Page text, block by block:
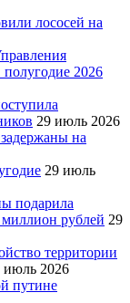
лососей на
полугодие 2026
29 июль 2026
на
29 июль
подарила
рублей 29
территории
июль 2026
путине